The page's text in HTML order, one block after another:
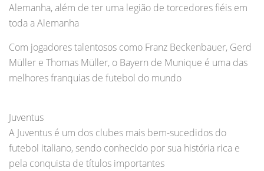
Alemanha, além de ter uma legião de torcedores fiéis em
toda a Alemanha
Com jogadores talentosos como Franz Beckenbauer, Gerd
Müller e Thomas Müller, o Bayern de Munique é uma das
melhores franquias de futebol do mundo
Juventus
A Juventus é um dos clubes mais bem-sucedidos do
futebol italiano, sendo conhecido por sua história rica e
pela conquista de títulos importantes